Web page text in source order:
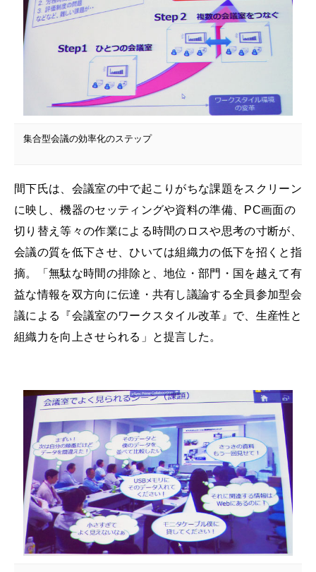
集合型会議の効率化のステップ
間下氏は、会議室の中で起こりがちな課題をスクリーン
に映し、機器のセッティングや資料の準備、PC画面の
切り替え等々の作業による時間のロスや思考の寸断が、
会議の質を低下させ、ひいては組織力の低下を招くと指
摘。「無駄な時間の排除と、地位・部門・国を越えて有
益な情報を双方向に伝達・共有し議論する全員参加型会
議による『会議室のワークスタイル改革』で、生産性と
組織力を向上させられる」と提言した。